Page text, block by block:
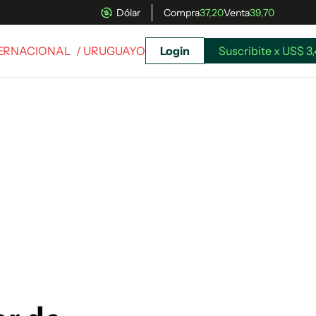
Dólar Compra37,20Venta39,70
/ URUGUAYO Login Suscribite x US$